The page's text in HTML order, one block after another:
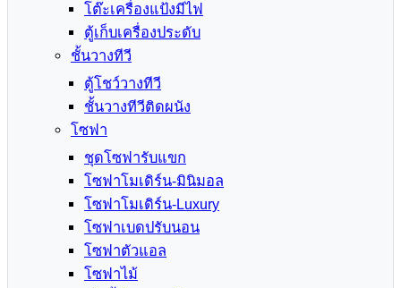
โต๊ะเครื่องแป้งมีไฟ
ตู้เก็บเครื่องประดับ
ชั้นวางทีวี
ตู้โชว์วางทีวี
ชั้นวางทีวีติดผนัง
โซฟา
ชุดโซฟารับแขก
โซฟาโมเดิร์น-มินิมอล
โซฟาโมเดิร์น-Luxury
โซฟาเบดปรับนอน
โซฟาตัวแอล
โซฟาไม้